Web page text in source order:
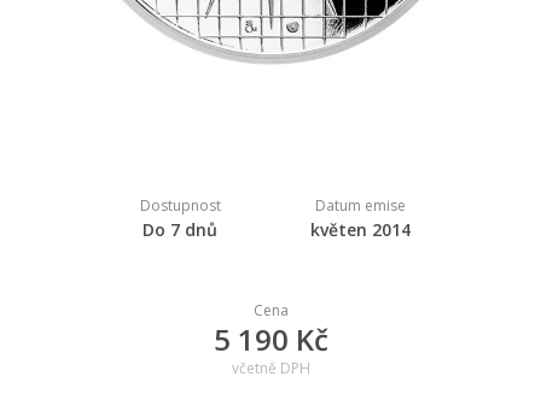
Dostupnost
Do 7 dnů
Datum emise
květen 2014
Cena
5 190 Kč
včetně DPH